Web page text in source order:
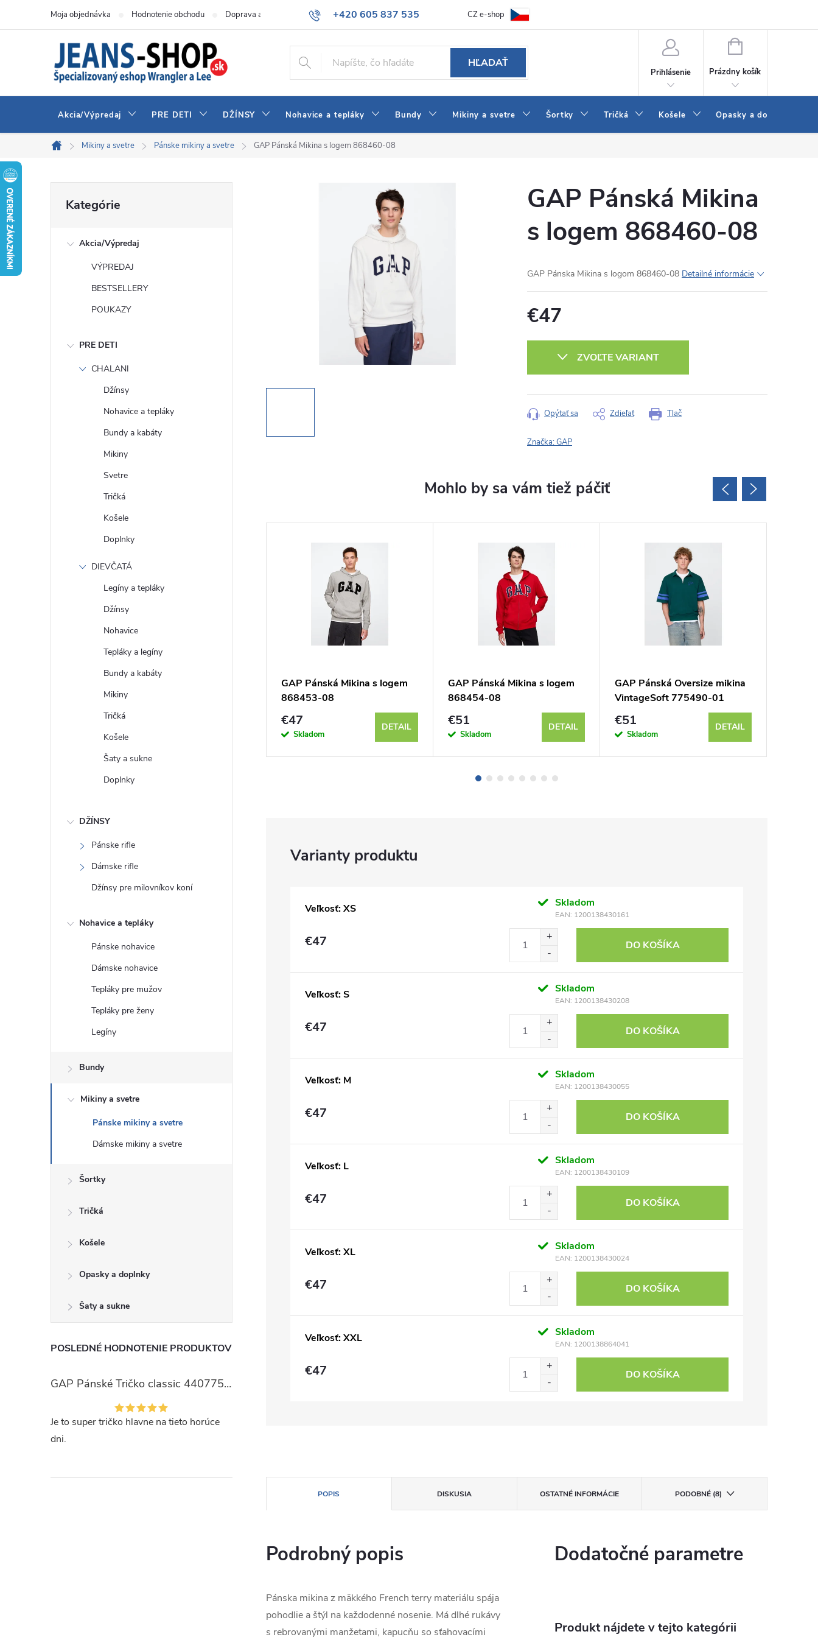
+420 605 837 535
info@jeans-shop.sk
Moja objednávka Hodnotenie obchodu Doprava a platba Všeobecné obchodné podmienky Ako vybrať džínsy Wrangler a LEE
CZ e-shop
HĽADAŤ
Prihlásenie
NÁKUPNÝ
Prázdny košík
Akcia/Výpredaj PRE DETI DŽÍNSY Nohavice a tepláky Bundy Mikiny a svetre Šortky Tričká Košele Opasky a doplnky
Domov
Mikiny a svetre Pánske mikiny a svetre GAP Pánská Mikina s logem 868460-08
kategórie
Kategórie
Akcia/Výpredaj
VÝPREDAJ
BESTSELLERY
POUKAZY
PRE DETI
CHALANI
Džínsy
Nohavice a tepláky
Bundy a kabáty
Mikiny
Svetre
Tričká
Košele
Doplnky
DIEVČATÁ
Legíny a tepláky
Džínsy
Nohavice
Tepláky a legíny
Bundy a kabáty
Mikiny
Tričká
Košele
Šaty a sukne
Doplnky
DŽÍNSY
Pánske rifle
Dámske rifle
Džínsy pre milovníkov koní
Nohavice a tepláky
Pánske nohavice
Dámske nohavice
Tepláky pre mužov
Tepláky pre ženy
Legíny
Bundy
Mikiny a svetre
Pánske mikiny a svetre
Dámske mikiny a svetre
Šortky
Tričká
Košele
Opasky a doplnky
Šaty a sukne
POSLEDNÉ HODNOTENIE PRODUKTOV
GAP Pánské Tričko classic 440775-00
Je to super tričko hlavne na tieto horúce
dni.
GAP Pánská Mikina
s logem 868460-08
GAP Pánska Mikina s logom 868460-08 Detailné informácie
€47
ZVOĽTE VARIANT
Tlač
Opýtať sa Zdieľať
Značka:GAP
Veľkosť: XS Skladom
EAN: 1200138430161
€47 DO KOŠÍKA
Veľkosť: S Skladom
EAN: 1200138430208
€47 DO KOŠÍKA
Veľkosť: M Skladom
EAN: 1200138430055
€47 DO KOŠÍKA
Veľkosť: L Skladom
EAN: 1200138430109
€47 DO KOŠÍKA
Veľkosť: XL Skladom
EAN: 1200138430024
€47 DO KOŠÍKA
Veľkosť: XXL Skladom
EAN: 1200138864041
€47 DO KOŠÍKA
POPIS DISKUSIA OSTATNÉ INFORMÁCIE PODOBNÉ (8)
Podrobný popis
Pánska mikina z mäkkého French terry materiálu spája
pohodlie a štýl na každodenné nosenie. Má dlhé rukávy
s rebrovanými manžetami, kapucňu so sťahovacími
Dodatočné parametre
Produkt nájdete v tejto kategórii
Heavyweight 821291-03
€86
Skladom
GAP Pánská Mikina s logem
868453-08
€47
Skladom
DETAIL
GAP Pánská Mikina s logem
868454-08
€51
Skladom
DETAIL
GAP Pánská Oversize mikina
VintageSoft 775490-01
€51
Skladom
DETAIL